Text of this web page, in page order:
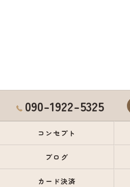
090-1922-5325
コンセプト
ブログ
カード決済